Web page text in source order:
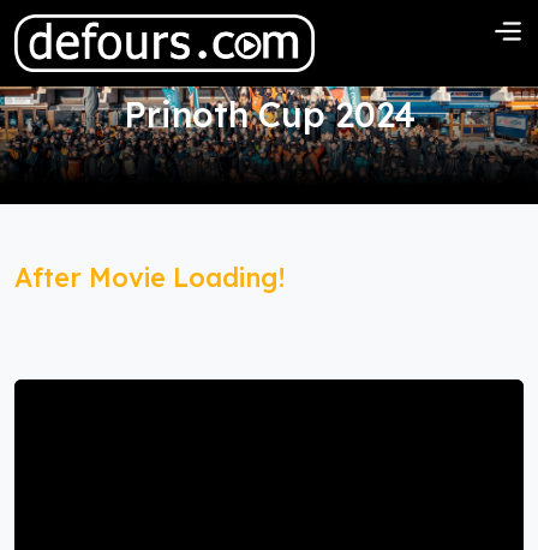
Prinoth Cup 2024
After Movie Loading!